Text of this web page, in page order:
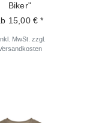
Biker"
15,00 € *
MwSt. zzgl.